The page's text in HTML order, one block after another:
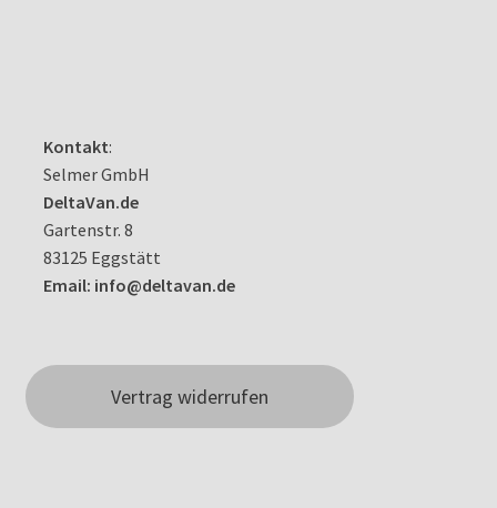
Kontakt:
Selmer GmbH
DeltaVan.de
Gartenstr. 8
83125 Eggstätt
Email: info@deltavan.de
Vertrag widerrufen